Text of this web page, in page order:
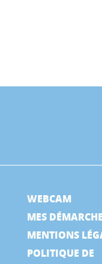
WEBCAM
MES
MENTIONS
POLITIQUE DE